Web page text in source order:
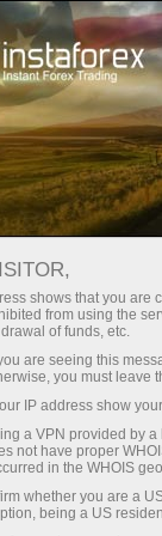
Para
EUR/
shows that you are
from using the
of funds, etc.
are seeing this
you must leave
IP address show
a VPN provided by
not have proper
in the WHOIS
whether you are a
being a US